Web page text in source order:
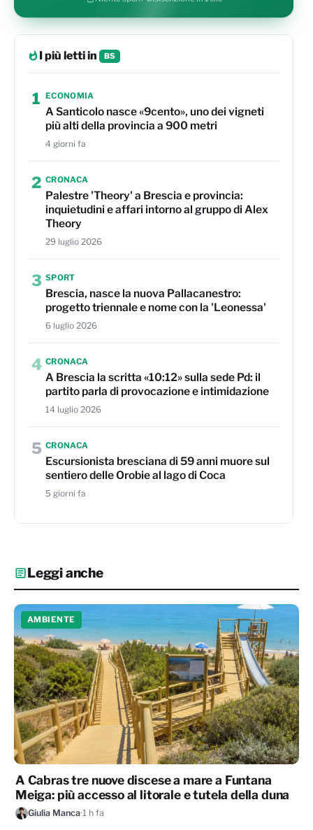
I più letti in BS
1 ECONOMIA
A Santicolo nasce «9cento», uno dei vigneti
più alti della provincia a 900 metri
4 giorni fa
2 CRONACA
Palestre 'Theory' a Brescia e provincia:
inquietudini e affari intorno al gruppo di Alex
Theory
29 luglio 2026
3 SPORT
Brescia, nasce la nuova Pallacanestro:
progetto triennale e nome con la 'Leonessa'
6 luglio 2026
4 CRONACA
A Brescia la scritta «10:12» sulla sede Pd: il
partito parla di provocazione e intimidazione
14 luglio 2026
5 CRONACA
Escursionista bresciana di 59 anni muore sul
sentiero delle Orobie al lago di Coca
5 giorni fa
Leggi anche
AMBIENTE
A Cabras tre nuove discese a mare a Funtana
Meiga: più accesso al litorale e tutela della duna
Giulia Manca·1 h fa